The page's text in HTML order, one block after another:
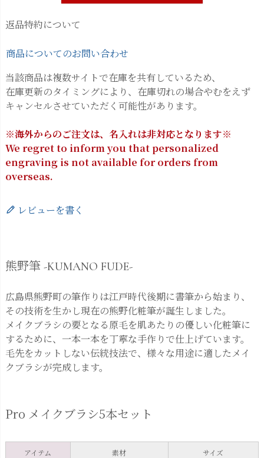
返品特約について
商品についてのお問い合わせ
当該商品は複数サイトで在庫を共有しているため、
在庫更新のタイミングにより、在庫切れの場合やむをえず
キャンセルさせていただく可能性があります。
※海外からのご注文は、名入れは非対応となります※
We regret to inform you that personalized
engraving is not available for orders from
overseas.
レビューを書く
熊野筆 -KUMANO FUDE-
広島県熊野町の筆作りは江戸時代後期に書筆から始まり、
その技術を生かし現在の熊野化粧筆が誕生しました。
メイクブラシの要となる原毛を肌あたりの優しい化粧筆に
するために、一本一本を丁寧な手作りで仕上げています。
毛先をカットしない伝統技法で、様々な用途に適したメイ
クブラシが完成します。
Pro メイクブラシ5本セット
アイテム 素材 サイズ